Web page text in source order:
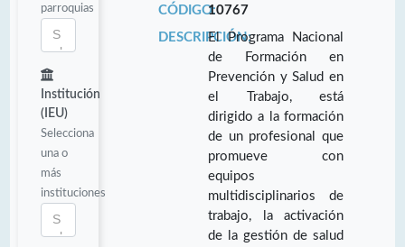
parroquias
Institución
(IEU)
Selecciona
una o
más
instituciones
CÓDIGO:10767
DESCRIPCIÓN:El Programa Nacional
de Formación en
Prevención y Salud en
el Trabajo, está
dirigido a la formación
de un profesional que
promueve con
equipos
multidisciplinarios de
trabajo, la activación
de la gestión de salud